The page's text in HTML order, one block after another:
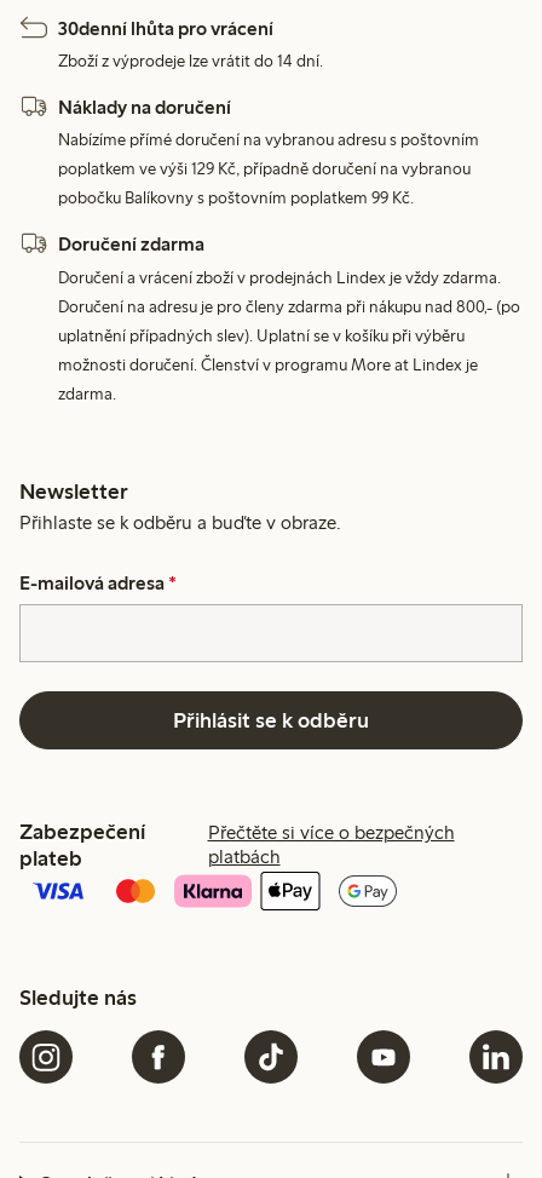
30denní lhůta pro vrácení
Zboží z výprodeje lze vrátit do 14 dní.
Náklady na doručení
Nabízíme přímé doručení na vybranou adresu s poštovním
poplatkem ve výši 129 Kč, případně doručení na vybranou
pobočku Balíkovny s poštovním poplatkem 99 Kč.
Doručení zdarma
Doručení a vrácení zboží v prodejnách Lindex je vždy zdarma.
Doručení na adresu je pro členy zdarma při nákupu nad 800,- (po
uplatnění případných slev). Uplatní se v košíku při výběru
možnosti doručení. Členství v programu More at Lindex je
zdarma.
Newsletter
Přihlaste se k odběru a buďte v obraze.
E-mailová adresa *
Přihlásit se k odběru
Zabezpečení
plateb
Přečtěte si více o bezpečných
platbách
Sledujte nás